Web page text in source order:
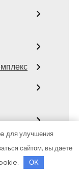
для улучшения
сайтом, вы даете
OK